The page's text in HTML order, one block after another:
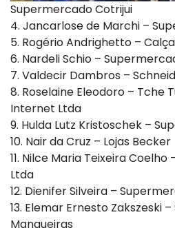
Supermercado Cotrijui
4. Jancarlose de Marchi –
5. Rogério Andrighetto –
6. Nardeli Schio –
7. Valdecir Dambros –
8. Roselaine Eleodoro – Tche
Internet Ltda
9. Hulda Lutz Kristoschek –
10. Nair da Cruz – Lojas Becker
11. Nilce Maria Teixeira
Ltda
12. Dienifer Silveira –
13. Elemar Ernesto Zakszeski
Mangueiras